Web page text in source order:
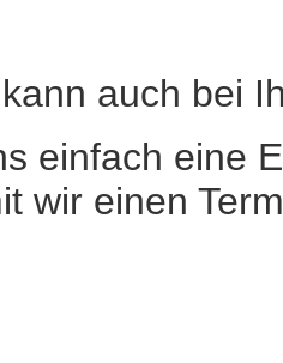
auch bei
einfach eine
wir einen